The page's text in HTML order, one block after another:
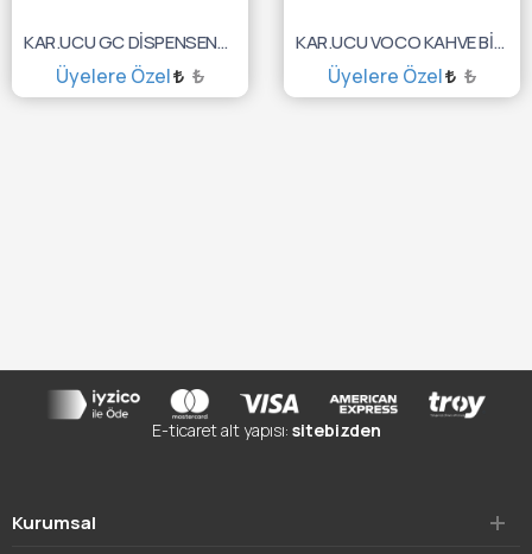
KAR.UCU GC DİSPENSENSING TİP III 30'LU 10000931
Üyelere Özel ₺
KAR.UCU VOCO KAHVE BİFİX SE UÇU 50'LİK 2195
Üyelere Özel ₺
E-ticaret alt yapısı: sitebizden
Kurumsal